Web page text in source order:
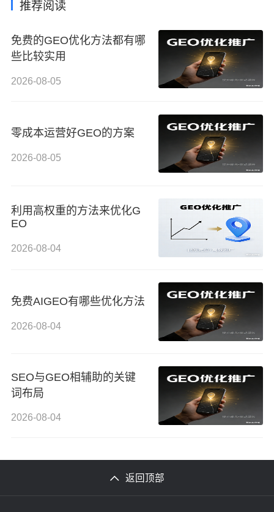
推荐阅读
免费的GEO优化方法都有哪
些比较实用
2026-08-05
零成本运营好GEO的方案
2026-08-05
利用高权重的方法来优化G
EO
2026-08-04
免费AIGEO有哪些优化方法
2026-08-04
SEO与GEO相辅助的关键
词布局
2026-08-04
返回顶部